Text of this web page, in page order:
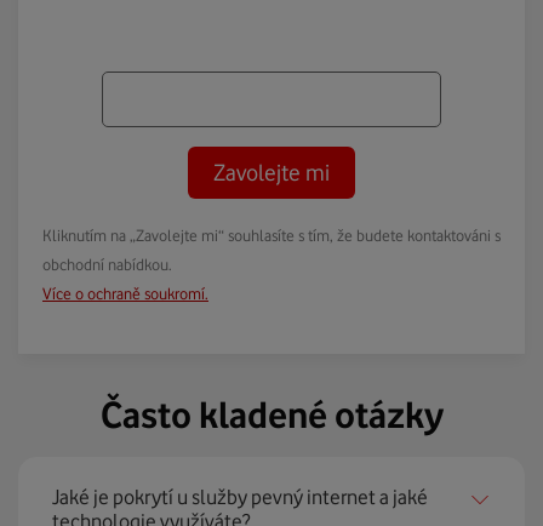
Zavolejte mi
Kliknutím na „Zavolejte mi“ souhlasíte s tím, že budete kontaktováni s
obchodní nabídkou.
Více o ochraně soukromí.
Často kladené otázky
Jaké je pokrytí u služby pevný internet a jaké
technologie využíváte?